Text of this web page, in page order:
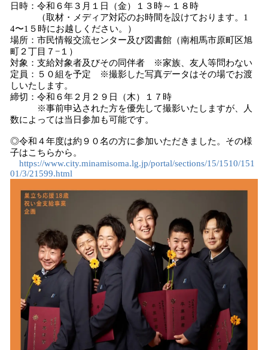
日時：令和６年３月１日（金）１３時～１８時
（取材・メディア対応のお時間を設けております。1
4〜1５時にお越しください。）
場所：市民情報交流センター及び図書館（南相馬市原町区旭
町２丁目７−１）
対象：支給対象者及びその同伴者 ※家族、友人等問わない
定員：５０組を予定 ※撮影した写真データはその場でお渡
しいたします。
締切：令和６年２月２９日（木）１７時
※事前申込された方を優先して撮影いたしますが、人
数によっては当日参加も可能です。
◎令和４年度は約９０名の方に参加いただきました。その様
子はこちらから。
https://www.city.minamisoma.lg.jp/portal/sections/15/1510/151
01/3/21599.html